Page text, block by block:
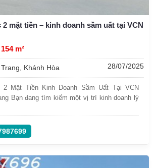
mặt tiền – kinh doanh sầm uất tại VCN
154 m²
Khánh Hòa 28/07/2025
2 Mặt Tiền Kinh Doanh Sầm Uất Tại VCN
Bạn đang tìm kiếm một vị trí kinh doanh lý